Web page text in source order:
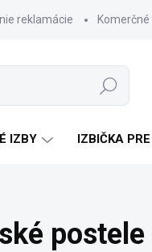
reklamácie
Hľadať
IZBY IZBIČKA